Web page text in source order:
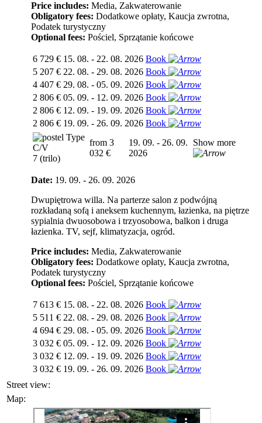
Price includes: Media, Zakwaterowanie
Obligatory fees: Dodatkowe opłaty, Kaucja zwrotna,
Podatek turystyczny
Optional fees: Pościel, Sprzątanie końcowe
6 729 € 15. 08. - 22. 08. 2026 Book
5 207 € 22. 08. - 29. 08. 2026 Book
4 407 € 29. 08. - 05. 09. 2026 Book
2 806 € 05. 09. - 12. 09. 2026 Book
2 806 € 12. 09. - 19. 09. 2026 Book
2 806 € 19. 09. - 26. 09. 2026 Book
Type
C/V
7 (trilo)
from 3
032 €
19. 09. - 26. 09.
2026
Show more
Date: 19. 09. - 26. 09. 2026
Dwupiętrowa willa. Na parterze salon z podwójną
rozkładaną sofą i aneksem kuchennym, łazienka, na piętrze
sypialnia dwuosobowa i trzyosobowa, balkon i druga
łazienka. TV, sejf, klimatyzacja, ogród.
Price includes: Media, Zakwaterowanie
Obligatory fees: Dodatkowe opłaty, Kaucja zwrotna,
Podatek turystyczny
Optional fees: Pościel, Sprzątanie końcowe
7 613 € 15. 08. - 22. 08. 2026 Book
5 511 € 22. 08. - 29. 08. 2026 Book
4 694 € 29. 08. - 05. 09. 2026 Book
3 032 € 05. 09. - 12. 09. 2026 Book
3 032 € 12. 09. - 19. 09. 2026 Book
3 032 € 19. 09. - 26. 09. 2026 Book
Street view:
Map: